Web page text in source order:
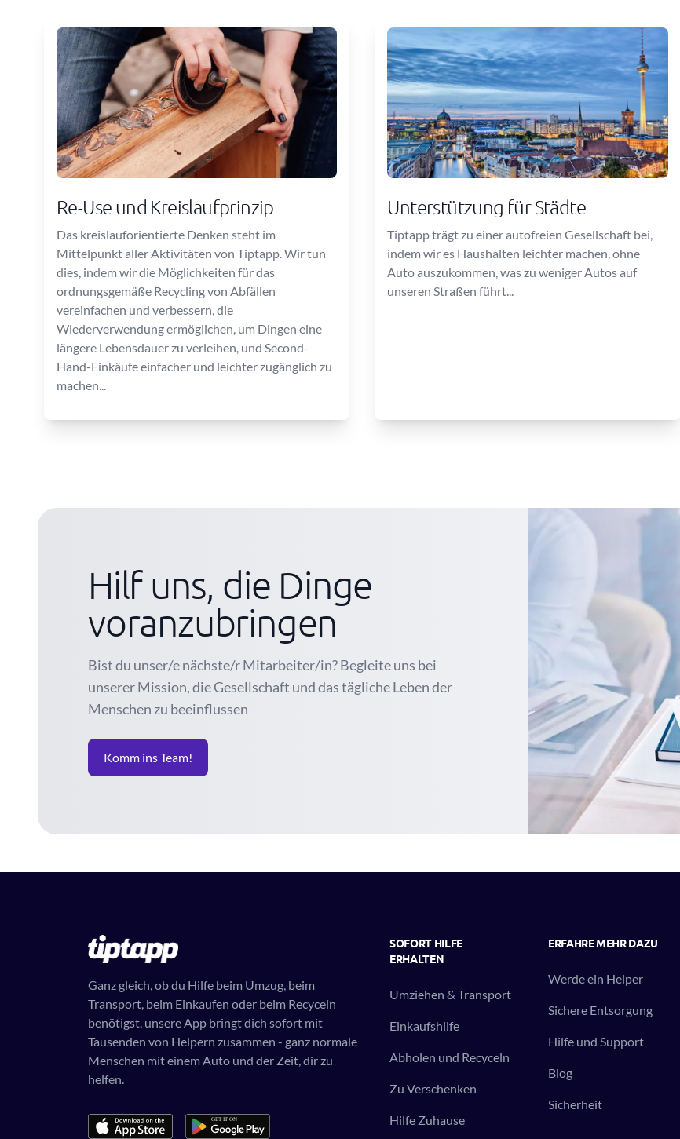
Re-Use und Kreislaufprinzip
Das kreislauforientierte Denken steht im
Mittelpunkt aller Aktivitäten von Tiptapp. Wir tun
dies, indem wir die Möglichkeiten für das
ordnungsgemäße Recycling von Abfällen
vereinfachen und verbessern, die
Wiederverwendung ermöglichen, um Dingen eine
längere Lebensdauer zu verleihen, und Second-
Hand-Einkäufe einfacher und leichter zugänglich zu
machen...
Unterstützung für Städte
Tiptapp trägt zu einer autofreien Gesellschaft bei,
indem wir es Haushalten leichter machen, ohne
Auto auszukommen, was zu weniger Autos auf
unseren Straßen führt...
Hilf uns, die Dinge
voranzubringen
Bist du unser/e nächste/r Mitarbeiter/in? Begleite uns bei
unserer Mission, die Gesellschaft und das tägliche Leben der
Menschen zu beeinflussen
Komm ins Team!
Ganz gleich, ob du Hilfe beim Umzug, beim
Transport, beim Einkaufen oder beim Recyceln
benötigst, unsere App bringt dich sofort mit
Tausenden von Helpern zusammen - ganz normale
Menschen mit einem Auto und der Zeit, dir zu
helfen.
SOFORT HILFE
ERHALTEN
Umziehen & Transport
Einkaufshilfe
Abholen und Recyceln
Zu Verschenken
Hilfe Zuhause
ERFAHRE MEHR DAZU
Werde ein Helper
Sichere Entsorgung
Hilfe und Support
Blog
Sicherheit